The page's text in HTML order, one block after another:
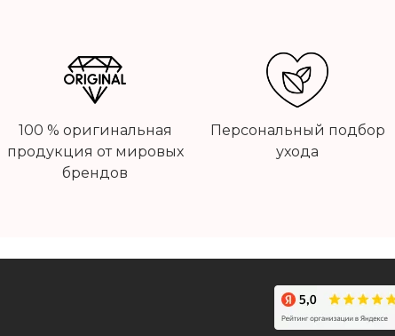
100 % оригинальная
продукция от мировых
брендов
Персональный подбор
ухода